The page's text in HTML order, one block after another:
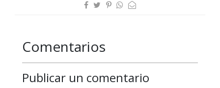
Comentarios
Publicar un comentario